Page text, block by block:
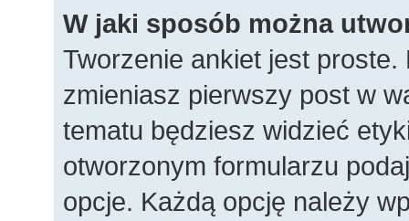
W jaki sposób można
Tworzenie ankiet jest
zmieniasz pierwszy post w
tematu będziesz widzieć
otworzonym formularzu
opcje. Każdą opcję należy